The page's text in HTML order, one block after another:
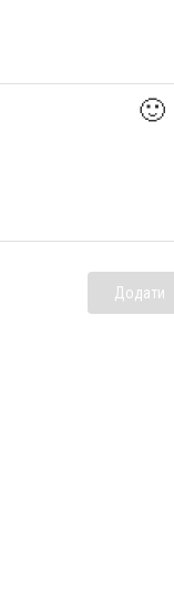
🙂
Додати